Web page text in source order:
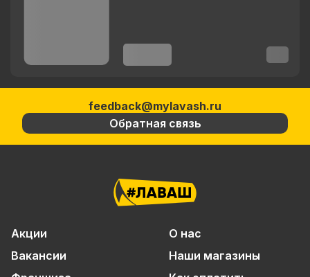
feedback@mylavash.ru
Обратная связь
Акции
О нас
Вакансии
Наши магазины